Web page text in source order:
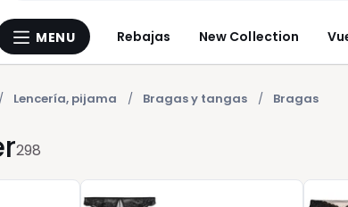
Menu
MENU Rebajas New Collection
Últimos
artículos
vistos
Lencería, pijama Bragas y tangas Bragas
298